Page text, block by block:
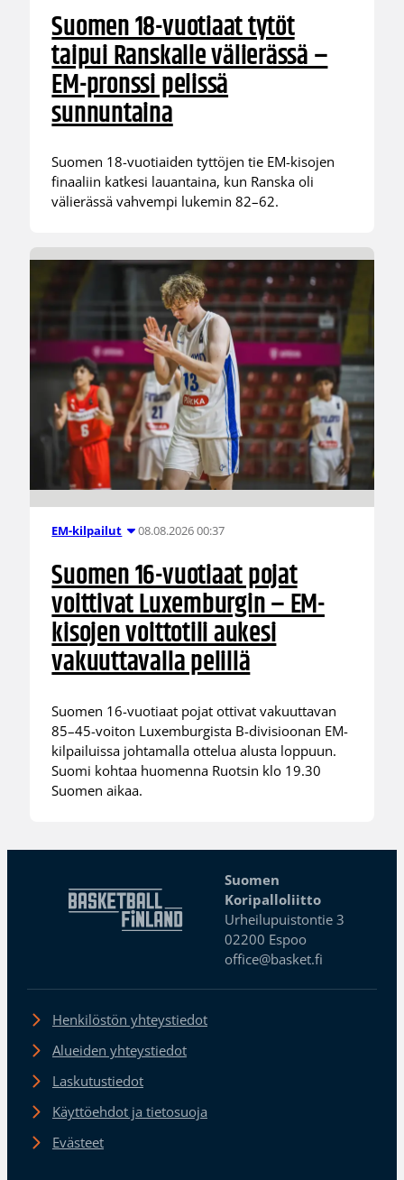
Suomen 18-vuotiaat tytöt
taipui Ranskalle välierässä –
EM-pronssi pelissä
sunnuntaina
Suomen 18-vuotiaiden tyttöjen tie EM-kisojen
finaaliin katkesi lauantaina, kun Ranska oli
välierässä vahvempi lukemin 82–62.
EM-kilpailut 08.08.2026 00:37
Suomen 16-vuotiaat pojat
voittivat Luxemburgin – EM-
kisojen voittotili aukesi
vakuuttavalla pelillä
Suomen 16-vuotiaat pojat ottivat vakuuttavan
85–45-voiton Luxemburgista B-divisioonan EM-
kilpailuissa johtamalla ottelua alusta loppuun.
Suomi kohtaa huomenna Ruotsin klo 19.30
Suomen aikaa.
Suomen
Koripalloliitto
Urheilupuistontie 3
02200 Espoo
office@basket.fi
Henkilöstön yhteystiedot
Alueiden yhteystiedot
Laskutustiedot
Käyttöehdot ja tietosuoja
Evästeet